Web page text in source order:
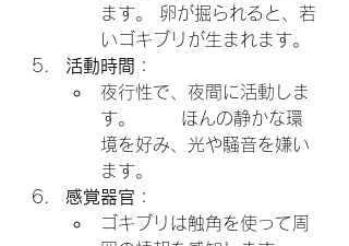
ます。 卵が掘られると、若
いゴキブリが生まれます。
活動時間 ：
夜行性で、夜間に活動しま
す。       ほんの静かな環
境を好み、光や騒音を嫌い
ます。
感覚器官 ：
ゴキブリは触角を使って周